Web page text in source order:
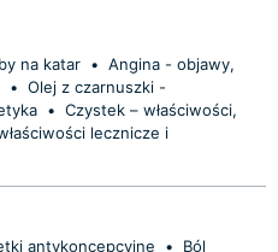
na katar • Angina - objawy,
• Olej z czarnuszki -
• Czystek – właściwości,
lecznicze i
antykoncepcyjne •
Ból